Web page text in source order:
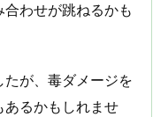
わせが跳ねるかも
たが、毒ダメージを
るかもしれませ